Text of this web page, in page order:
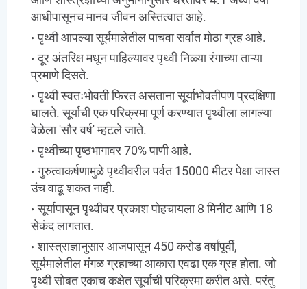
आधीपासूनच मानव जीवन अस्तित्वात आहे.
पृथ्वी आपल्या सूर्यमालेतील पाचवा सर्वात मोठा ग्रह आहे.
दूर अंतरिक्ष मधून पाहिल्यावर पृथ्वी निळ्या रंगाच्या ताऱ्या
प्रमाणे दिसते.
पृथ्वी स्वतःभोवती फिरत असताना सूर्याभोवतीपण प्रदक्षिणा
घालते. सूर्याची एक परिक्रमा पूर्ण करण्यात पृथ्वीला लागल्या
वेळेला 'सौर वर्ष' म्हटले जाते.
पृथ्वीच्या पृष्ठभागावर 70% पाणी आहे.
गुरुत्वाकर्षणामुळे पृथ्वीवरील पर्वत 15000 मीटर पेक्षा जास्त
उंच वाढू शकत नाही.
सूर्यापासून पृथ्वीवर प्रकाश पोहचायला 8 मिनीट आणि 18
सेकंद लागतात.
शास्त्राज्ञानुसार आजपासून 450 करोड वर्षांपूर्वी,
सूर्यमालेतील मंगळ ग्रहाच्या आकारा एवढा एक ग्रह होता. जो
पृथ्वी सोबत एकाच कक्षेत सूर्याची परिक्रमा करीत असे. परंतु